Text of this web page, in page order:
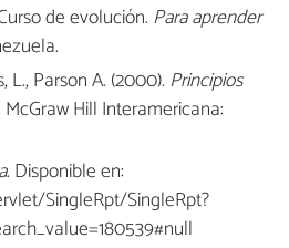
de evolución. Para aprender
L., Parson A. (2000). Principios
McGraw Hill Interamericana:
. Disponible en:
SingleRpt/SingleRpt?